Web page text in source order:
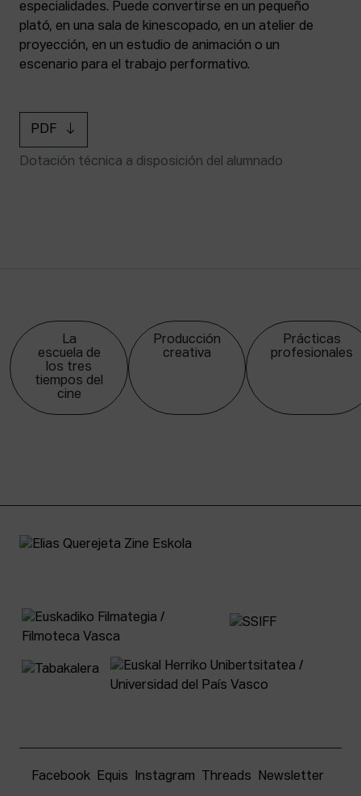
especialidades. Puede convertirse en un pequeño
plató, en una sala de kinescopado, en un atelier de
proyección, en un estudio de animación o un
escenario para el trabajo performativo.
PDF
Dotación técnica a disposición del alumnado
La
escuela de
los tres
tiempos del
cine
Producción
creativa
Prácticas
profesionales
Facebook Equis Instagram Threads Newsletter